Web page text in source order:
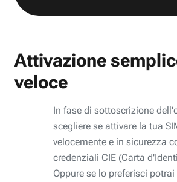
Attivazione
veloce
In fase di sottoscrizione
scegliere se attivare la tua
velocemente e in sicurezza
credenziali CIE (Carta
Oppure se lo preferisci